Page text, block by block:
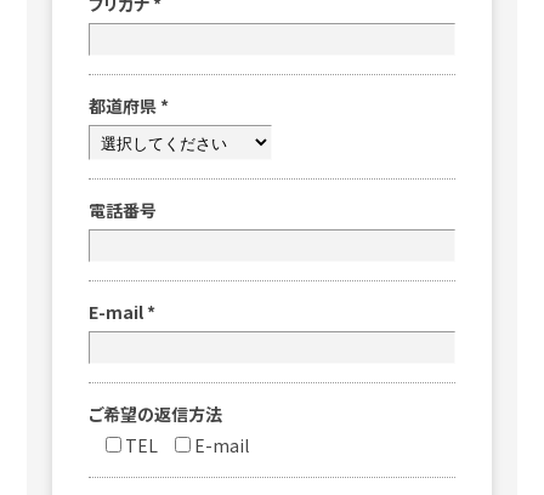
都道府県 *
電話番号
E-mail *
ご希望の返信方法
TEL
E-mail